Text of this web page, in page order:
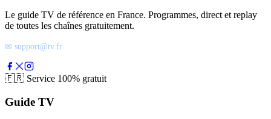
Le guide TV de référence en France. Programmes, direct et replay
de toutes les chaînes gratuitement.
✉ support@tv.fr
🇫🇷 Service 100% gratuit
Guide TV